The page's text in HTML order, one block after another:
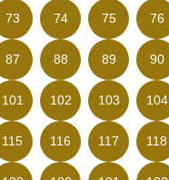
73 74 75 76
87 88 89 90
101 102 103 104
115 116 117 118